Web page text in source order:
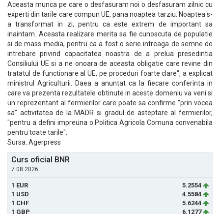
Aceasta munca pe care o desfasuram noi o desfasuram zilnic cu
experti din tarile care compun UE, pana noaptea tarziu. Noaptea s-
a transformat in zi, pentru ca este extrem de important sa
inaintam. Aceasta realizare merita sa fie cunoscuta de populatie
si de mass media, pentru ca a fost o serie intreaga de semne de
intrebare privind capacitatea noastra de a prelua presedintia
Consiliului UE si a ne onoara de aceasta obligatie care revine din
tratatul de functionare al UE, pe proceduri foarte clare", a explicat
ministrul Agriculturii. Daea a anuntat ca la fiecare conferinta in
care va prezenta rezultatele obtinute in aceste domeniu va veni si
un reprezentant al fermierilor care poate sa confirme "prin vocea
sa" activitatea de la MADR si gradul de asteptare al fermierilor,
"pentru a defini impreuna o Politica Agricola Comuna convenabila
pentru toate tarile".
Sursa: Agerpress
Curs oficial BNR
7.08.2026
1 EUR
5.2554
1 USD
4.5584
1 CHF
5.6244
1 GBP
6.1277